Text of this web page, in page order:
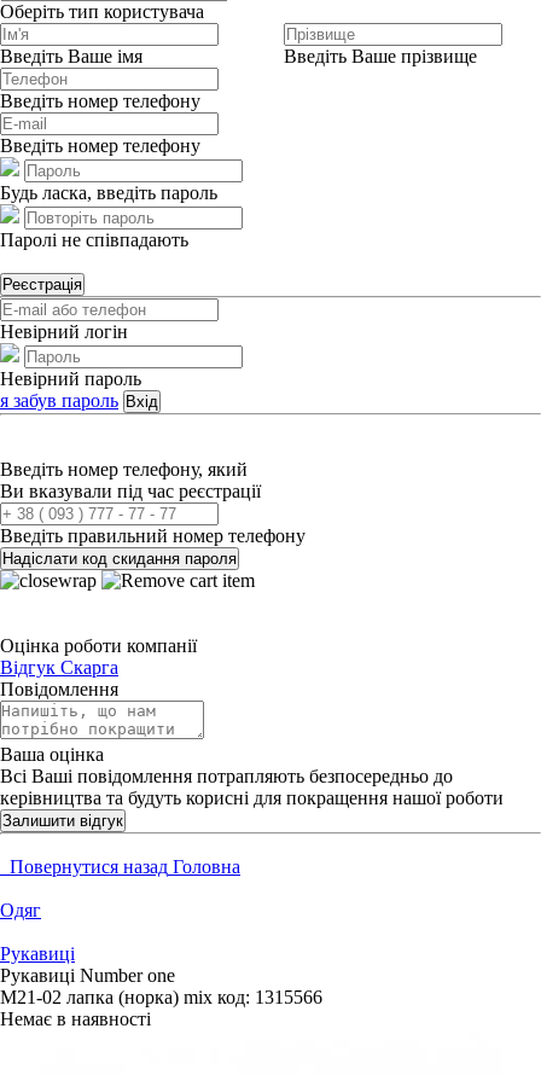
Оберіть тип користувача
Введіть Ваше імя Введіть Ваше прізвище
Введіть номер телефону
Введіть номер телефону
Будь ласка, введіть пароль
Паролі не співпадають
Реєстрація
Невірний логін
Невірний пароль
я забув пароль Вхід
Введіть номер телефону, який
Ви вказували під час реєстрації
Введіть правильний номер телефону
Надіслати код скидання пароля
Оцінка роботи компанії
Відгук Скарга
Повідомлення
Ваша оцінка
Всі Ваші повідомлення потрапляють безпосередньо до
керівництва та будуть корисні для покращення нашої роботи
Залишити відгук
Повернутися назад Головна
Одяг
Рукавиці
Рукавиці Number one
M21-02 лапка (норка) mix код: 1315566
Немає в наявності